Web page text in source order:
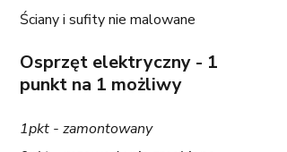
Ściany i sufity nie malowane
Osprzęt elektryczny - 1
punkt na 1 możliwy
1pkt - zamontowany